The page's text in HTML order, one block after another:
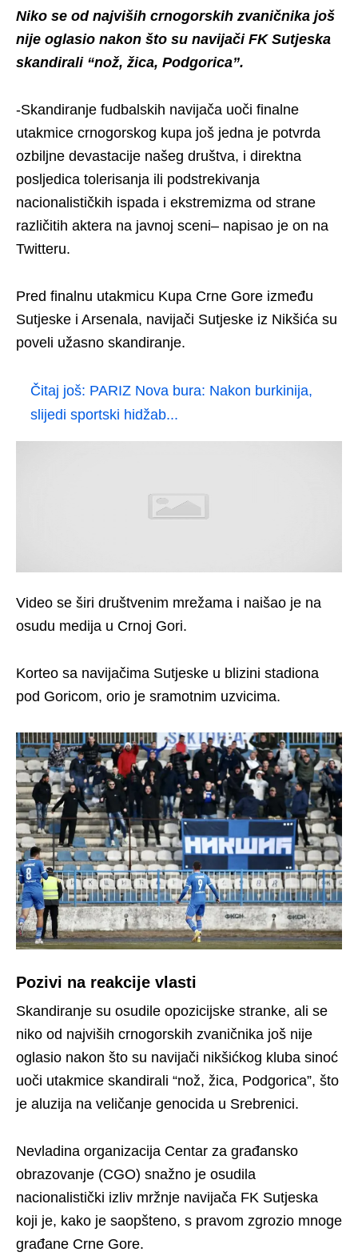
Niko se od najviših crnogorskih zvaničnika još
nije oglasio nakon što su navijači FK Sutjeska
skandirali “nož, žica, Podgorica”.
-Skandiranje fudbalskih navijača uoči finalne
utakmice crnogorskog kupa još jedna je potvrda
ozbiljne devastacije našeg društva, i direktna
posljedica tolerisanja ili podstrekivanja
nacionalističkih ispada i ekstremizma od strane
različitih aktera na javnoj sceni– napisao je on na
Twitteru.
Pred finalnu utakmicu Kupa Crne Gore između
Sutjeske i Arsenala, navijači Sutjeske iz Nikšića su
poveli užasno skandiranje.
Čitaj još: PARIZ Nova bura: Nakon burkinija,
slijedi sportski hidžab...
Video se širi društvenim mrežama i naišao je na
osudu medija u Crnoj Gori.
Korteo sa navijačima Sutjeske u blizini stadiona
pod Goricom, orio je sramotnim uzvicima.
Pozivi na reakcije vlasti
Skandiranje su osudile opozicijske stranke, ali se
niko od najviših crnogorskih zvaničnika još nije
oglasio nakon što su navijači nikšićkog kluba sinoć
uoči utakmice skandirali “nož, žica, Podgorica”, što
je aluzija na veličanje genocida u Srebrenici.
Nevladina organizacija Centar za građansko
obrazovanje (CGO) snažno je osudila
nacionalistički izliv mržnje navijača FK Sutjeska
koji je, kako je saopšteno, s pravom zgrozio mnoge
građane Crne Gore.